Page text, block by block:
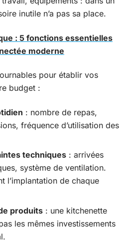
inutile n’a pas sa place.
: 5 fonctions essentielles
moderne
pour établir vos
budget :
: nombre de repas,
fréquence d’utilisation des
techniques : arrivées
système de ventilation.
l’implantation de chaque
produits : une kitchenette
les mêmes investissements